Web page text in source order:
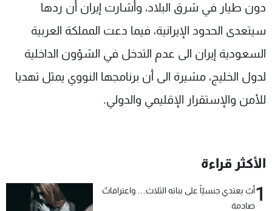
دون طيار في شرق البلاد، وأشارت إيران أن ردها
سيتعدى الحدود الإيرانية، فيما دعت المملكة العربية
السعودية إيران الى عدم التدخل في الشؤون الداخلية
لدول الخليج، مشيرة الى أن برنامجها النووي يمثل تهديا
للأمن والإستقرار الإقليمي والدولي.
الأكثر قراءة
1أبٌ يعتدي جنسيّاً على بناته الثلاث… واعترافاتٌ
صادمة